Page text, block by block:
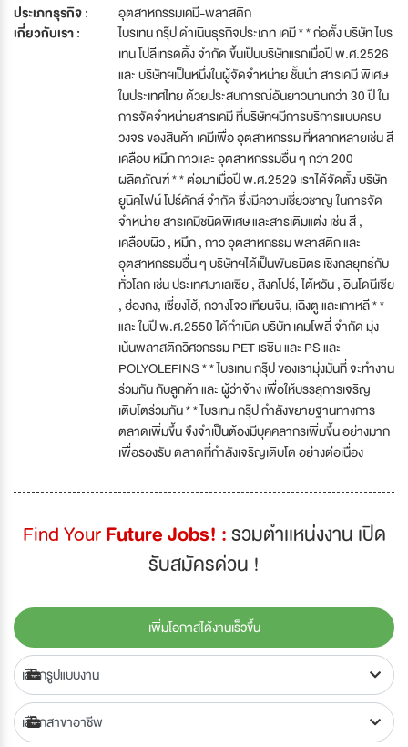
ประเภทธุรกิจ :
อุตสาหกรรมเคมี-พลาสติก
เกี่ยวกับเรา :
ไบรเทน กรุ๊ป ดำเนินธุรกิจประเภท เคมี * * ก่อตั้ง บริษัท ไบร
เทน โปลีเทรดดิ้ง จำกัด ขึ้นเป็นบริษัทแรกเมื่อปี พ.ศ.2526
และ บริษัทฯเป็นหนึ่งในผู้จัดจำหน่าย ชั้นนำ สารเคมี พิเศษ
ในประเทศไทย ด้วยประสบการณ์อันยาวนานกว่า 30 ปี ใน
การจัดจำหน่ายสารเคมี ที่บริษัทฯมีการบริการแบบครบ
วงจร ของสินค้า เคมีเพื่อ อุตสาหกรรม ที่หลากหลายเช่น สี
เคลือบ หมึก กาวและ อุตสาหกรรมอื่น ๆ กว่า 200
ผลิตภัณฑ์ * * ต่อมาเมื่อปี พ.ศ.2529 เราได้จัดตั้ง บริษัท
ยูนิคไฟน์ โปร์ดักส์ จำกัด ซึ่งมีความเชี่ยวชาญ ในการจัด
จำหน่าย สารเคมีชนิดพิเศษ และสารเติมแต่ง เช่น สี ,
เคลือบผิว , หมึก , กาว อุตสาหกรรม พลาสติก และ
อุตสาหกรรมอื่น ๆ บริษัทฯได้เป็นพันธมิตร เชิงกลยุทธ์กับ
ทั่วโลก เช่น ประเทศมาเลเซีย , สิงคโปร์, ไต้หวัน , อินโดนีเซีย
, ฮ่องกง, เซี่ยงไฮ้, กวางโจว เทียนจิน, เฉิงตู และเกาหลี * *
และ ในปี พ.ศ.2550 ได้กำเนิด บริษัท เคมโพลี่ จำกัด มุ่ง
เน้นพลาสติกวิศวกรรม PET เรซิน และ PS และ
POLYOLEFINS * * ไบรเทน กรุ๊ป ของเรามุ่งมั่นที่ จะทำงาน
ร่วมกัน กับลูกค้า และ ผู้ว่าจ้าง เพื่อให้บรรลุการเจริญ
เติบโตร่วมกัน * * ไบรเทน กรุ๊ป กำลังขยายฐานทางการ
ตลาดเพิ่มขึ้น จึงจำเป็นต้องมีบุคคลากรเพิ่มขึ้น อย่างมาก
เพื่อรองรับ ตลาดที่กำลังเจริญเติบโต อย่างต่อเนื่อง
Find YourFuture Jobs! :รวมตำเเหน่งงาน เปิด
รับสมัครด่วน !
เพิ่มโอกาสได้งานเร็วขึ้น